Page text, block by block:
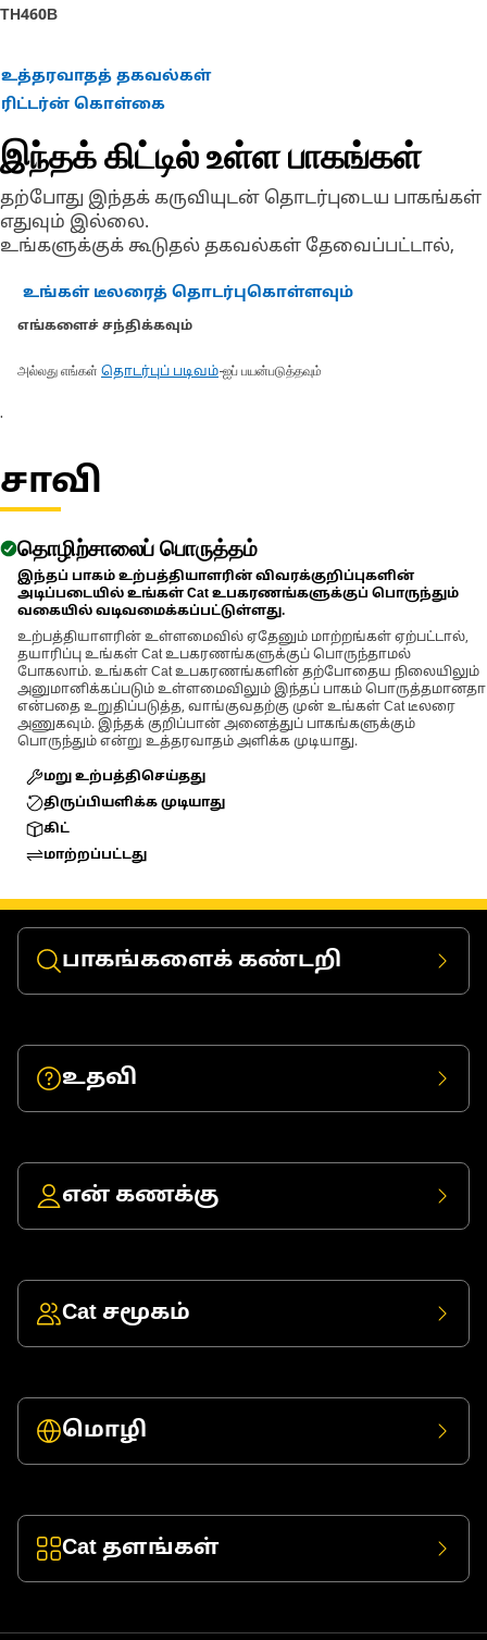
TH460B
உத்தரவாதத் தகவல்கள்
ரிட்டர்ன் கொள்கை
இந்தக் கிட்டில் உள்ள பாகங்கள்
தற்போது இந்தக் கருவியுடன் தொடர்புடைய பாகங்கள்
எதுவும் இல்லை.
உங்களுக்குக் கூடுதல் தகவல்கள் தேவைப்பட்டால்,
உங்கள் டீலரைத் தொடர்புகொள்ளவும்
எங்களைச் சந்திக்கவும்
அல்லது எங்கள் தொடர்புப் படிவம்-ஐப் பயன்படுத்தவும்
.
சாவி
தொழிற்சாலைப் பொருத்தம்
இந்தப் பாகம் உற்பத்தியாளரின் விவரக்குறிப்புகளின்
அடிப்படையில் உங்கள் Cat உபகரணங்களுக்குப் பொருந்தும்
வகையில் வடிவமைக்கப்பட்டுள்ளது.
உற்பத்தியாளரின் உள்ளமைவில் ஏதேனும் மாற்றங்கள் ஏற்பட்டால்,
தயாரிப்பு உங்கள் Cat உபகரணங்களுக்குப் பொருந்தாமல்
போகலாம். உங்கள் Cat உபகரணங்களின் தற்போதைய நிலையிலும்
அனுமானிக்கப்படும் உள்ளமைவிலும் இந்தப் பாகம் பொருத்தமானதா
என்பதை உறுதிப்படுத்த, வாங்குவதற்கு முன் உங்கள் Cat டீலரை
அணுகவும். இந்தக் குறிப்பான் அனைத்துப் பாகங்களுக்கும்
பொருந்தும் என்று உத்தரவாதம் அளிக்க முடியாது.
மறு உற்பத்திசெய்தது
திருப்பியளிக்க முடியாது
கிட்
மாற்றப்பட்டது
பாகங்களைக் கண்டறி
உதவி
என் கணக்கு
Cat சமூகம்
மொழி
Cat தளங்கள்